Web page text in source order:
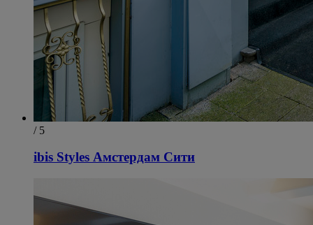
/ 5
ibis Styles Амстердам Сити